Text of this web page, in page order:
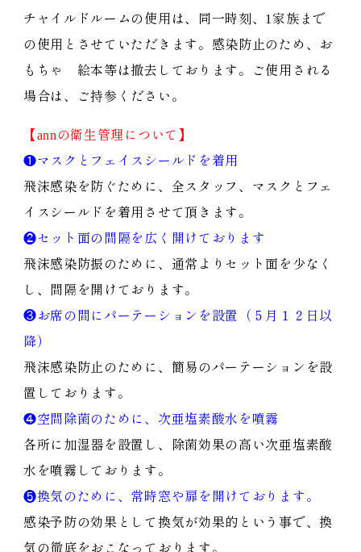
チャイルドルームの使用は、同一時刻、1家族まで
の使用とさせていただきます。感染防止のため、お
もちゃ 絵本等は撤去しております。ご使用される
場合は、ご持参ください。
【annの衛生管理について】
❶マスクとフェイスシールドを着用
飛沫感染を防ぐために、全スタッフ、マスクとフェ
イスシールドを着用させて頂きます。
❷セット面の間隔を広く開けております
飛沫感染防振のために、通常よりセット面を少なく
し、間隔を開けております。
❸お席の間にパーテーションを設置（５月１２日以
降）
飛沫感染防止のために、簡易のパーテーションを設
置しております。
❹空間除菌のために、次亜塩素酸水を噴霧
各所に加湿器を設置し、除菌効果の高い次亜塩素酸
水を噴霧しております。
❺換気のために、常時窓や扉を開けております。
感染予防の効果として換気が効果的という事で、換
気の徹底をおこなっております。